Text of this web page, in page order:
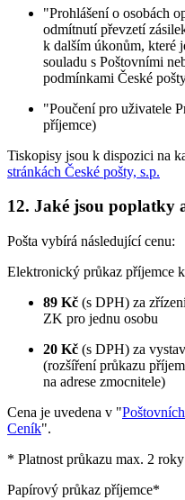
"Prohlášení o osobách
odmítnutí převzetí
k dalším úkonům, které
souladu s Poštovními
podmínkami České
"Poučení pro uživatele
příjemce)
Tiskopisy jsou k dispozici na
stránkách České pošty, s.p.
12. Jaké jsou poplatky
Pošta vybírá následující cenu:
Elektronický průkaz příjemce
89 Kč (s DPH) za
ZK pro jednu osobu
20 Kč (s DPH) za
(rozšíření průkazu
na adrese zmocnitele)
Cena je uvedena v "
Ceník".
* Platnost průkazu max. 2 roky
Papírový průkaz příjemce*